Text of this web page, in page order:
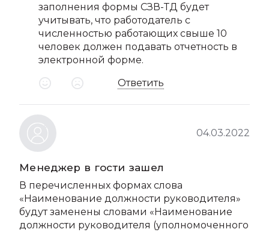
заполнения формы СЗВ-ТД будет
учитывать, что работодатель с
численностью работающих свыше 10
человек должен подавать отчетность в
электронной форме.
Ответить
Менеджер в гости зашел
04.03.2022
В перечисленных формах слова
«Наименование должности руководителя»
будут заменены словами «Наименование
должности руководителя (уполномоченного